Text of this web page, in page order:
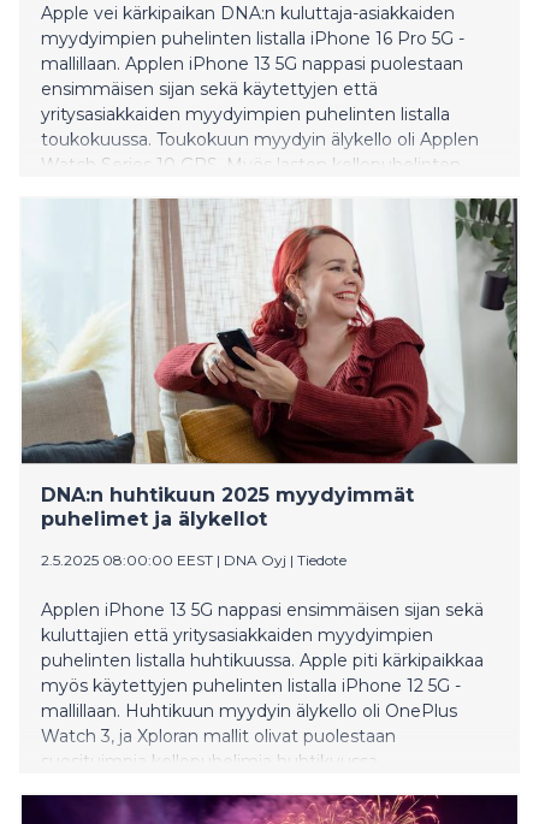
Apple vei kärkipaikan DNA:n kuluttaja-asiakkaiden
myydyimpien puhelinten listalla iPhone 16 Pro 5G -
mallillaan. Applen iPhone 13 5G nappasi puolestaan
ensimmäisen sijan sekä käytettyjen että
yritysasiakkaiden myydyimpien puhelinten listalla
toukokuussa. Toukokuun myydyin älykello oli Applen
Watch Series 10 GPS. Myös lasten kellopuhelinten
DNA:n huhtikuun 2025 myydyimmät
puhelimet ja älykellot
2.5.2025 08:00:00 EEST | DNA Oyj | Tiedote
Applen iPhone 13 5G nappasi ensimmäisen sijan sekä
kuluttajien että yritysasiakkaiden myydyimpien
puhelinten listalla huhtikuussa. Apple piti kärkipaikkaa
myös käytettyjen puhelinten listalla iPhone 12 5G -
mallillaan. Huhtikuun myydyin älykello oli OnePlus
Watch 3, ja Xploran mallit olivat puolestaan
suosituimpia kellopuhelimia huhtikuussa.